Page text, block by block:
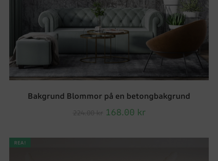
Bakgrund Blommor på en betongbakgrund
168.00 kr
REA!